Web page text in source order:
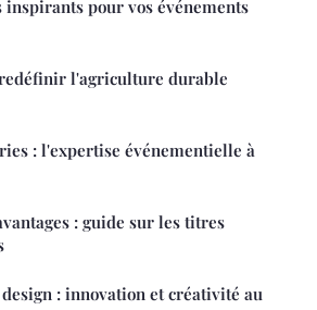
inspirants pour vos événements
l'agriculture durable
: l'expertise événementielle à
: guide sur les titres
: innovation et créativité au